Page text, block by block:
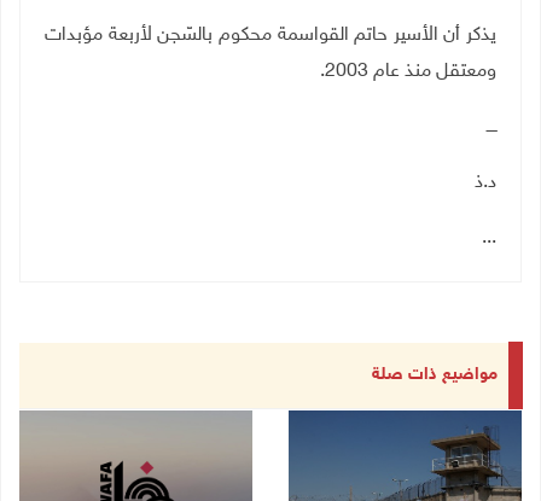
يذكر أن الأسير حاتم القواسمة محكوم بالسّجن لأربعة مؤبدات
ومعتقل منذ عام 2003
.
ــــ
د.ذ
...
مواضيع ذات صلة